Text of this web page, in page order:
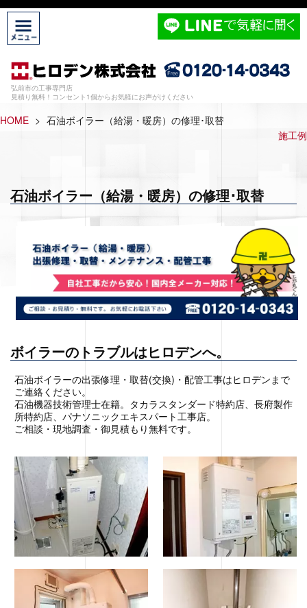
弘前市の工事専門店
見積り無料！コンセント1個からお気軽にお声がけください
HOME > 石油ボイラー（給湯・暖房）の修理･取替
施工例
石油ボイラー（給湯・暖房）の修理･取替
ボイラーのトラブルはヒロデンへ。
石油ボイラーの出張修理・取替(交換)・配管工事はヒロデンまで
ご連絡ください。
石油機器技術管理士在籍。タカラスタンダード特約店、長府製作
所特約店、パナソニックエキスパート工事店。
ご相談・現地調査・御見積もり無料です。